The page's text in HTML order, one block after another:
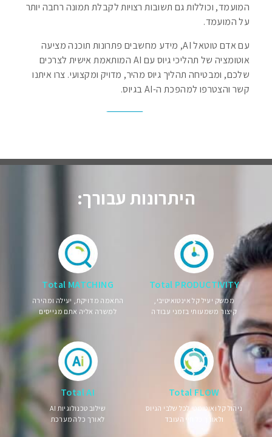
המועמד, וכוללות גם תשובות רצויות לקבלת תמונה רחבה יותר
על המועמד.
עם אדם טוטאל AI, מידע מחשבים פתרונות תוכנה מציעה
אוטומציה של תהליכי גיוס עם AI המותאמת אישית לצרכים
שלכם, ומבטיחה תהליך גיוס מהיר, מדויק ומקצועי. צרו איתנו
קשר והצטרפו למהפכת ה-AI בגיוס.
היתרונות עבורך:
Total PRODUCTIVITY
ממשק יעיל קל אינטואיטיבי,
קיצור משמעותי בזמני עבודה
Total MATCHING
התאמה מדויקת, יעילה ומהירה
למשרה אליה אתם מגייסים
Total FLOW
ניהול קל ואוטומטי לכל שלבי הגיוס
ולאורך כל חיי העובד
Total AI
שילוב טכנולוגיות AI
לאורך כל המערכת